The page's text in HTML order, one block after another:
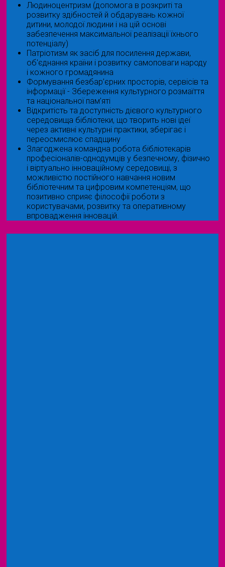
Людиноцентризм (допомога в розкриті та
розвитку здібностей й обдарувань кожної
дитини, молодої людини і на цій основі
забезпечення максимальної реалізації їхнього
потенціалу)
Патріотизм як засіб для посилення держави,
об'єднання країни і розвитку самоповаги народу
і кожного громадянина
Формування безбар’єрних просторів, сервісів та
інформації - Збереження культурного розмаїття
та національної пам’яті
Відкритість та доступність дієвого культурного
середовища бібліотеки, що творить нові ідеї
через активні культурні практики, зберігає і
переосмислює спадщину
Злагоджена командна робота бібліотекарів
професіоналів-однодумців у безпечному, фізично
і віртуально інноваційному середовищі, з
можливістю постійного навчання новим
бібліотечним та цифровим компетенціям, що
позитивно сприяє філософії роботи з
користувачами, розвитку та оперативному
впровадження інновацій.